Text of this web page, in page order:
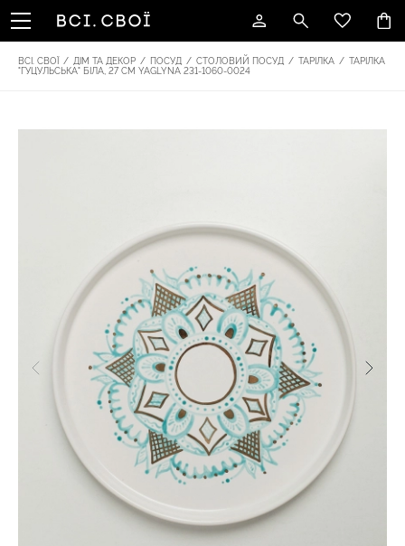
ВСІ. СВОЇ / ДІМ ТА ДЕКОР / ПОСУД / СТОЛОВИЙ ПОСУД / ТАРІЛКА / ТАРІЛКА
"ГУЦУЛЬСЬКА" БІЛА, 27 СМ YAGLYNA 231-1060-0024